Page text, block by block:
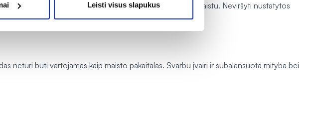
Leisti visus slapukus
vartoti su alkoholiu, karštais gėrimais ar karštu maistu. Neviršyti nustatytos
neturi būti vartojamas kaip maisto pakaitalas. Svarbu įvairi ir subalansuota mityba bei